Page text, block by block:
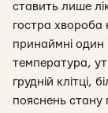
ставить лише
гостра хвороба
принаймні один
температура,
грудній клітці,
пояснень стану